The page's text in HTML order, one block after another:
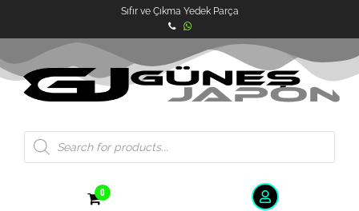
Sıfır ve Çıkma Yedek Parça
0